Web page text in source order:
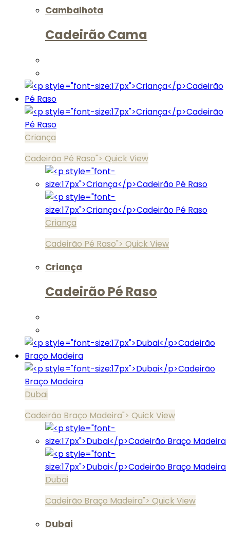
Cambalhota
Cadeirão Cama
Criança
Cadeirão Pé Raso"> Quick View
Criança
Cadeirão Pé Raso"> Quick View
Criança
Cadeirão Pé Raso
Dubai
Cadeirão Braço Madeira"> Quick View
Dubai
Cadeirão Braço Madeira"> Quick View
Dubai